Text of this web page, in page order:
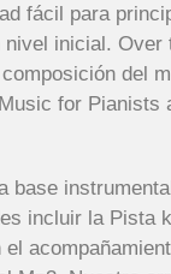
fácil para
nivel inicial. Over
del
for Pianists
base
incluir la Pista